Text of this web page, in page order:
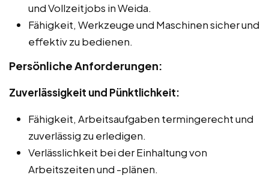
und Vollzeitjobs in Weida.
Fähigkeit, Werkzeuge und Maschinen sicher und
effektiv zu bedienen.
Persönliche Anforderungen:
Zuverlässigkeit und Pünktlichkeit:
Fähigkeit, Arbeitsaufgaben termingerecht und
zuverlässig zu erledigen.
Verlässlichkeit bei der Einhaltung von
Arbeitszeiten und -plänen.